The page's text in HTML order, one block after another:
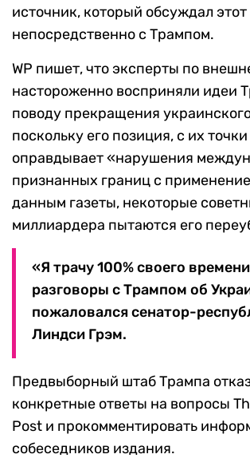
источник, который обсуждал
непосредственно с Трампом.
WP пишет, что эксперты по
настороженно восприняли идеи
поводу прекращения
поскольку его позиция, с их
оправдывает «нарушения
признанных границ с
данным газеты, некоторые
миллиардера пытаются его
«Я трачу 100% своего
разговоры с Трампом об
пожаловался сенатор-
Линдси Грэм.
Предвыборный штаб Трампа
конкретные ответы на вопросы
Post и прокомментировать
собеседников издания.